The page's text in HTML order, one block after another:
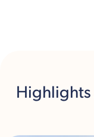
Highlights